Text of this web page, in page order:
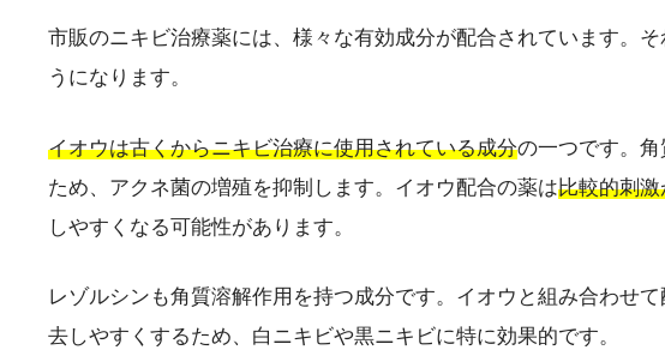
市販のニキビ治療薬には、様々な有効成分が配合されています。
うになります。
イオウは古くからニキビ治療に使用されている成分の一つです。
ため、アクネ菌の増殖を抑制します。イオウ配合の薬は比較的刺
しやすくなる可能性があります。
レゾルシンも角質溶解作用を持つ成分です。イオウと組み合わせ
去しやすくするため、白ニキビや黒ニキビに特に効果的です。